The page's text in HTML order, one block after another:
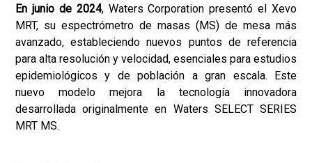
En junio de 2024, Waters Corporation presentó el Xevo
MRT, su espectrómetro de masas (MS) de mesa más
avanzado, estableciendo nuevos puntos de referencia
para alta resolución y velocidad, esenciales para estudios
epidemiológicos y de población a gran escala. Este
nuevo modelo mejora la tecnología innovadora
desarrollada originalmente en Waters SELECT SERIES
MRT MS.